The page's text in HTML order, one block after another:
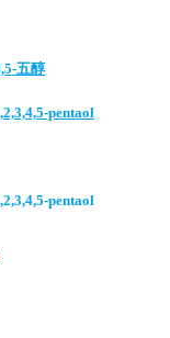
五醇
pentaol
pentaol